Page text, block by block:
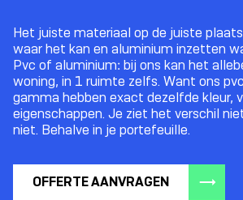
Het juiste materiaal op de juiste
waar het kan en aluminium inzetten
Pvc of aluminium: bij ons kan het
woning, in 1 ruimte zelfs. Want ons
gamma hebben exact dezelfde kleur,
eigenschappen. Je ziet het verschil
niet. Behalve in je portefeuille.
OFFERTE AANVRAGEN